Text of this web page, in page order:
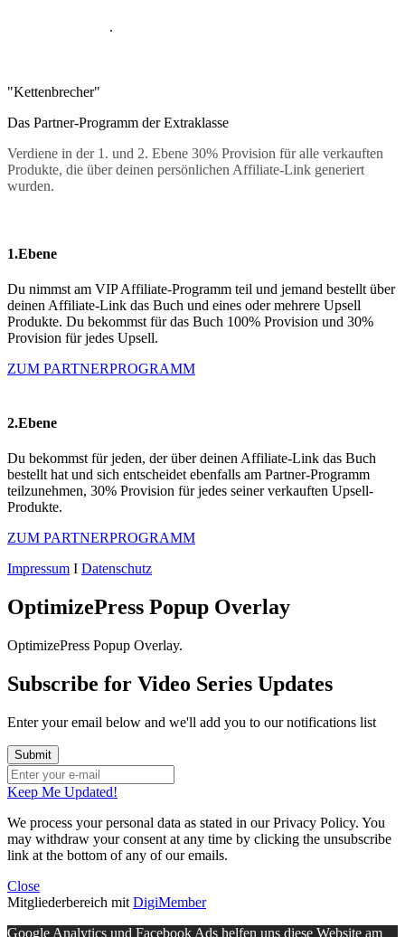
.
"Kettenbrecher"
Das Partner-Programm der Extraklasse
Verdiene in der 1. und 2. Ebene 30% Provision für alle verkauften
Produkte, die über deinen persönlichen Affiliate-Link generiert
wurden.
1.Ebene
Du nimmst am VIP Affiliate-Programm teil und jemand bestellt über
deinen Affiliate-Link das Buch und eines oder mehrere Upsell
Produkte. Du bekommst für das Buch 100% Provision und 30%
Provision für jedes Upsell.
ZUM PARTNERPROGRAMM
2.Ebene
Du bekommst für jeden, der über deinen Affiliate-Link das Buch
bestellt hat und sich entscheidet ebenfalls am Partner-Programm
teilzunehmen, 30% Provision für jedes seiner verkauften Upsell-
Produkte.
ZUM PARTNERPROGRAMM
Impressum I Datenschutz
OptimizePress Popup Overlay
OptimizePress Popup Overlay.
Subscribe for Video Series Updates
Enter your email below and we'll add you to our notifications list
Keep Me Updated!
We process your personal data as stated in ourPrivacy Policy. You
may withdraw your consent at any time by clicking the unsubscribe
link at the bottom of any of our emails.
Close
Mitgliederbereich mit DigiMember
Google Analytics und Facebook Ads helfen uns diese Website am